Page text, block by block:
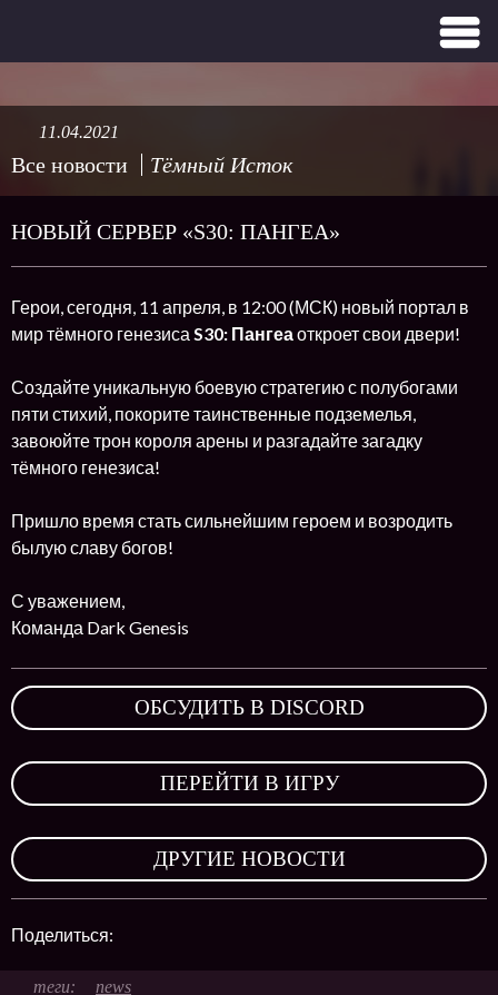
Все новости Тёмный Исток
11.04.2021
НОВЫЙ СЕРВЕР «S30: ПАНГЕА»
Герои, сегодня, 11 апреля, в 12:00 (МСК) новый портал в
мир тёмного генезиса S30: Пангеаоткроет свои двери!
Создайте уникальную боевую стратегию с полубогами
пяти стихий, покорите таинственные подземелья,
завоюйте трон короля арены и разгадайте загадку
тёмного генезиса!
Пришло время стать сильнейшим героем и возродить
былую славу богов!
С уважением,
Команда Dark Genesis
ОБСУДИТЬ В DISCORD
ПЕРЕЙТИ В ИГРУ
ДРУГИЕ НОВОСТИ
Поделиться:
news